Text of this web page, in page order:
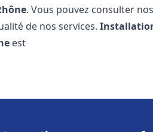
. Vous pouvez consulter
de nos services.
est